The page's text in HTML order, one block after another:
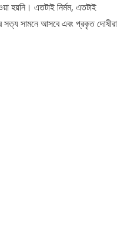
হয়নি। এতটাই নির্মম, এতটাই
সত্য সামনে আসবে এবং প্রকৃত দোষীরা